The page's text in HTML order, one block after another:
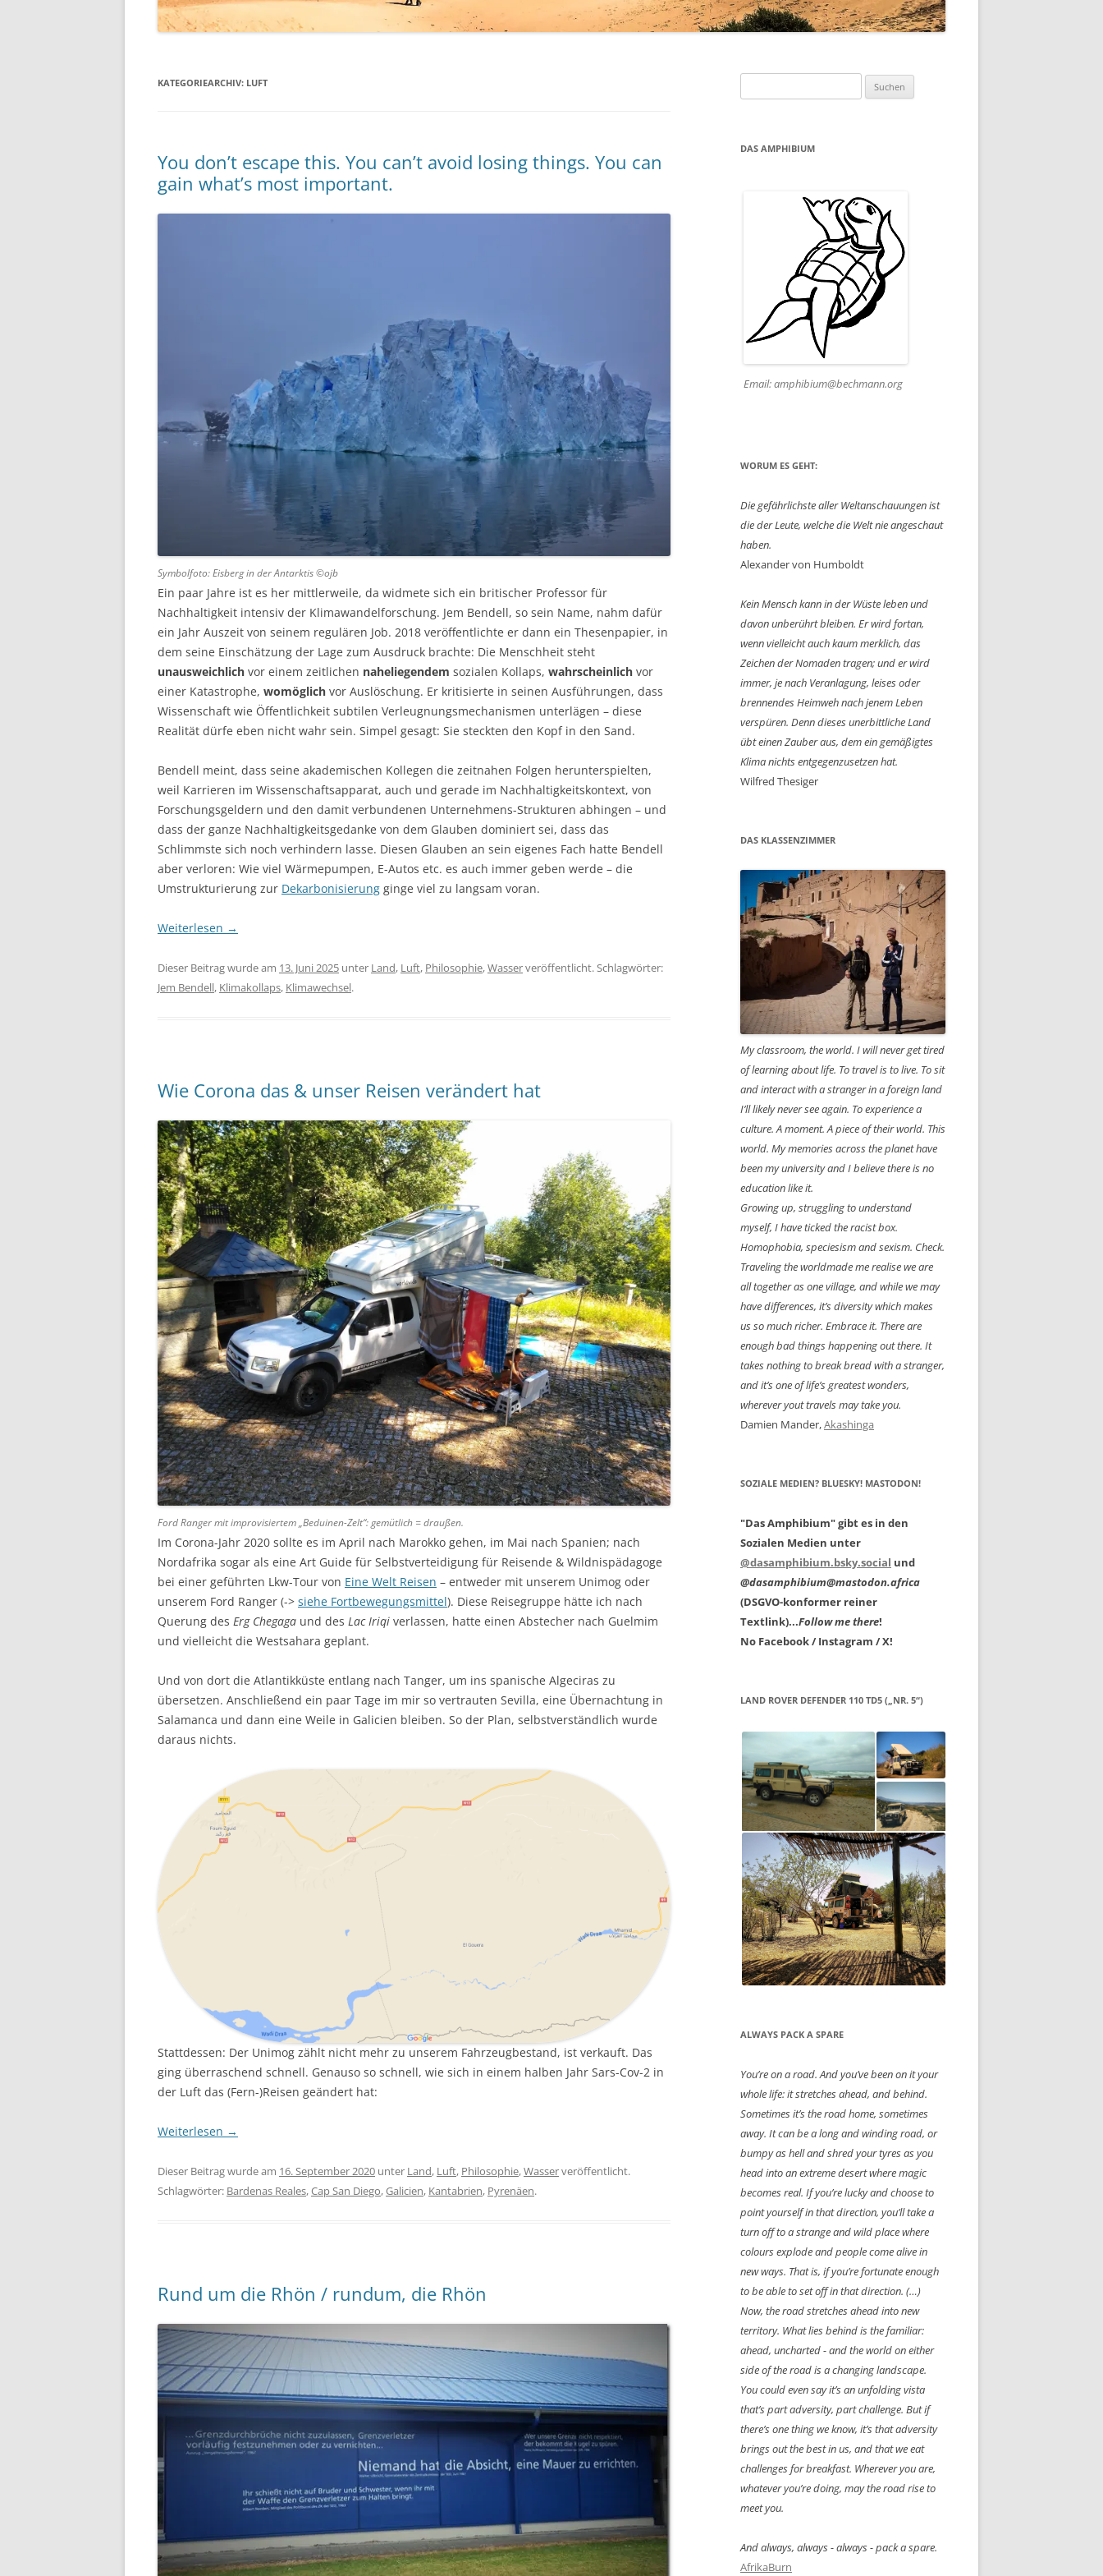
PFLANZENBASIERTES
KATEGORIEARCHIV: LUFT
You don’t escape this. You can’t avoid losing things. You can
gain what’s most important.
Symbolfoto: Eisberg in der Antarktis ©ojb
Ein paar Jahre ist es her mittlerweile, da widmete sich ein britischer Professor für
Nachhaltigkeit intensiv der Klimawandelforschung. Jem Bendell, so sein Name, nahm dafür
ein Jahr Auszeit von seinem regulären Job. 2018 veröffentlichte er dann ein Thesenpapier, in
dem seine Einschätzung der Lage zum Ausdruck brachte: Die Menschheit steht
unausweichlich vor einem zeitlichen naheliegendem sozialen Kollaps, wahrscheinlich vor
einer Katastrophe, womöglich vor Auslöschung. Er kritisierte in seinen Ausführungen, dass
Wissenschaft wie Öffentlichkeit subtilen Verleugnungsmechanismen unterlägen – diese
Realität dürfe eben nicht wahr sein. Simpel gesagt: Sie steckten den Kopf in den Sand.
Bendell meint, dass seine akademischen Kollegen die zeitnahen Folgen herunterspielten,
weil Karrieren im Wissenschaftsapparat, auch und gerade im Nachhaltigkeitskontext, von
Forschungsgeldern und den damit verbundenen Unternehmens-Strukturen abhingen – und
dass der ganze Nachhaltigkeitsgedanke von dem Glauben dominiert sei, dass das
Schlimmste sich noch verhindern lasse. Diesen Glauben an sein eigenes Fach hatte Bendell
aber verloren: Wie viel Wärmepumpen, E-Autos etc. es auch immer geben werde – die
Umstrukturierung zur Dekarbonisierung ginge viel zu langsam voran.
Weiterlesen →
Dieser Beitrag wurde am 13. Juni 2025 unter Land, Luft, Philosophie,Wasserveröffentlicht. Schlagwörter:
Jem Bendell, Klimakollaps, Klimawechsel.
Wie Corona das & unser Reisen verändert hat
Ford Ranger mit improvisiertem „Beduinen-Zelt“: gemütlich = draußen.
Im Corona-Jahr 2020 sollte es im April nach Marokko gehen, im Mai nach Spanien; nach
Nordafrika sogar als eine Art Guide für Selbstverteidigung für Reisende & Wildnispädagoge
bei einer geführten Lkw-Tour von Eine Welt Reisen – entweder mit unserem Unimog oder
unserem Ford Ranger (-> siehe Fortbewegungsmittel). Diese Reisegruppe hätte ich nach
Querung des Erg Chegaga und des Lac Iriqi verlassen, hatte einen Abstecher nach Guelmim
und vielleicht die Westsahara geplant.
Und von dort die Atlantikküste entlang nach Tanger, um ins spanische Algeciras zu
übersetzen. Anschließend ein paar Tage im mir so vertrauten Sevilla, eine Übernachtung in
Salamanca und dann eine Weile in Galicien bleiben. So der Plan, selbstverständlich wurde
daraus nichts.
Stattdessen: Der Unimog zählt nicht mehr zu unserem Fahrzeugbestand, ist verkauft. Das
ging überraschend schnell. Genauso so schnell, wie sich in einem halben Jahr Sars-Cov-2 in
der Luft das (Fern-)Reisen geändert hat:
Weiterlesen →
Dieser Beitrag wurde am 16. September 2020 unter Land, Luft, Philosophie,Wasserveröffentlicht.
Schlagwörter: Bardenas Reales,Cap San Diego,Galicien, Kantabrien, Pyrenäen.
Rund um die Rhön / rundum, die Rhön
nach:
DAS AMPHIBIUM
Email: amphibium@bechmann.org
WORUM ES GEHT:
Die gefährlichste aller Weltanschauungen ist
die der Leute, welche die Welt nie angeschaut
haben.
Alexander von Humboldt
Kein Mensch kann in der Wüste leben und
davon unberührt bleiben. Er wird fortan,
wenn vielleicht auch kaum merklich, das
Zeichen der Nomaden tragen; und er wird
immer, je nach Veranlagung, leises oder
brennendes Heimweh nach jenem Leben
verspüren. Denn dieses unerbittliche Land
übt einen Zauber aus, dem ein gemäßigtes
Klima nichts entgegenzusetzen hat.
Wilfred Thesiger
DAS KLASSENZIMMER
My classroom, the world. I will never get tired
of learning about life. To travel is to live. To sit
and interact with a stranger in a foreign land
I’ll likely never see again. To experience a
culture. A moment. A piece of their world. This
world. My memories across the planet have
been my university and I believe there is no
education like it.
Growing up, struggling to understand
myself, I have ticked the racist box.
Homophobia, speciesism and sexism. Check.
Traveling the worldmade me realise we are
all together as one village, and while we may
have differences, it’s diversity which makes
us so much richer. Embrace it. There are
enough bad things happening out there. It
takes nothing to break bread with a stranger,
and it’s one of life’s greatest wonders,
wherever yout travels may take you.
Damien Mander,Akashinga
SOZIALE MEDIEN? BLUESKY! MASTODON!
"Das Amphibium" gibt es in den
Sozialen Medien unter
@dasamphibium.bsky.social und
@dasamphibium@mastodon.africa
(DSGVO-konformer reiner
Textlink)...Follow me there!
No Facebook / Instagram / X!
LAND ROVER DEFENDER 110 TD5 („NR. 5“)
ALWAYS PACK A SPARE
You’re on a road. And you’ve been on it your
whole life: it stretches ahead, and behind.
Sometimes it’s the road home, sometimes
away. It can be a long and winding road, or
bumpy as hell and shred your tyres as you
head into an extreme desert where magic
becomes real. If you’re lucky and choose to
point yourself in that direction, you’ll take a
turn off to a strange and wild place where
colours explode and people come alive in
new ways. That is, if you’re fortunate enough
to be able to set off in that direction. (…)
Now, the road stretches ahead into new
territory. What lies behind is the familiar:
ahead, uncharted - and the world on either
side of the road is a changing landscape.
You could even say it’s an unfolding vista
that’s part adversity, part challenge. But if
there’s one thing we know, it’s that adversity
brings out the best in us, and that we eat
challenges for breakfast. Wherever you are,
whatever you’re doing, may the road rise to
meet you.
And always, always - always - pack a spare.
AfrikaBurn